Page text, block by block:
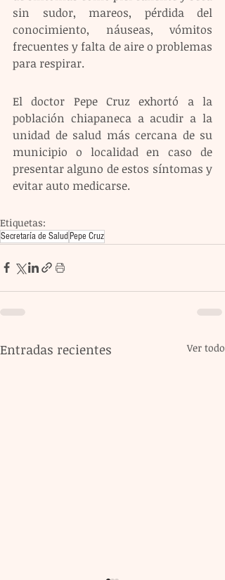
sin sudor, mareos, pérdida del
conocimiento, náuseas, vómitos
frecuentes y falta de aire o problemas
para respirar.
El doctor Pepe Cruz exhortó a la
población chiapaneca a acudir a la
unidad de salud más cercana de su
municipio o localidad en caso de
presentar alguno de estos síntomas y
evitar auto medicarse.
Etiquetas:
Secretaría de SaludPepe Cruz
Entradas recientes Ver todo